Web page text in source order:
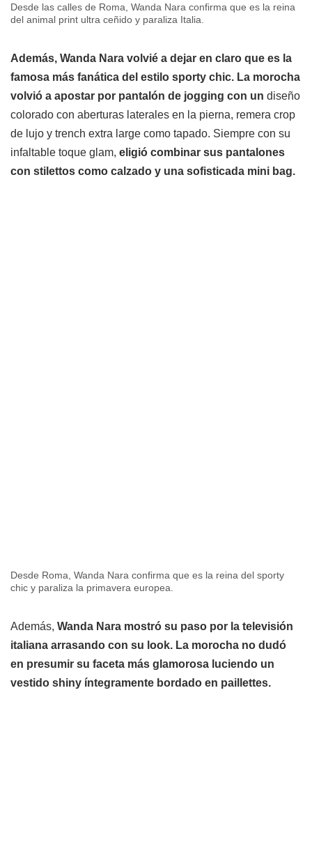
Desde las calles de Roma, Wanda Nara confirma que es la reina
del animal print ultra ceñido y paraliza Italia.
Además, Wanda Nara volvié a dejar en claro que es la
famosa más fanática del estilo sporty chic. La morocha
volvió a apostar por pantalón de jogging con un diseño
colorado con aberturas laterales en la pierna, remera crop
de lujo y trench extra large como tapado. Siempre con su
infaltable toque glam, eligió combinar sus pantalones
con stilettos como calzado y una sofisticada mini bag.
Desde Roma, Wanda Nara confirma que es la reina del sporty
chic y paraliza la primavera europea.
Además, Wanda Nara mostró su paso por la televisión
italiana arrasando con su look. La morocha no dudó
en presumir su faceta más glamorosa luciendo un
vestido shiny íntegramente bordado en paillettes.